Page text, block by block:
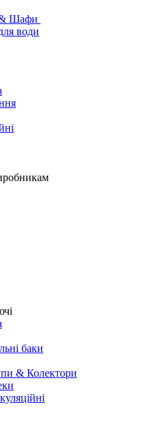
& Шафи
води
баки
& Колектори